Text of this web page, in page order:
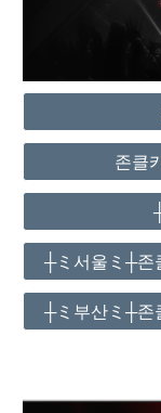
존클
┼ミ서울ミ┼존
┼ミ부산ミ┼존